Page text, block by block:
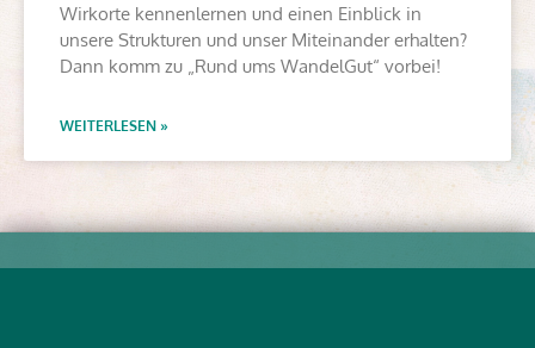
Wirkorte kennenlernen und einen Einblick in
unsere Strukturen und unser Miteinander erhalten?
Dann komm zu „Rund ums WandelGut“ vorbei!
WEITERLESEN »